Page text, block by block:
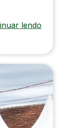
lendo